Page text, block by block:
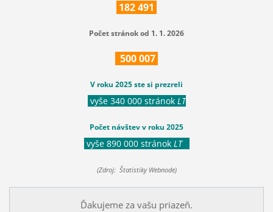
182491
Počet stránok od 1. 1. 2026
500007
V roku 2025 ste si prezreli
vyše 340 000 stránok LT
Počet návštev v roku 2025
vyše 890 000 stránok LT
(Zdroj: Štatistiky Webnode)
Ďakujeme za vašu priazeň.